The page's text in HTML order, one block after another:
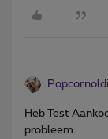
Heb Test
probleem.